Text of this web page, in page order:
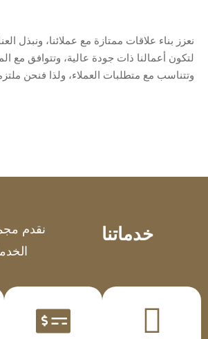
نعزز بناء علاقات ممتازة مع عملائنا، ونبذل
لتكون أعمالنا ذات جودة عالية، وتتوافق مع
وتتناسب مع متطلبات العملاء، ولذا فنحن
خدماتنا
نقدم